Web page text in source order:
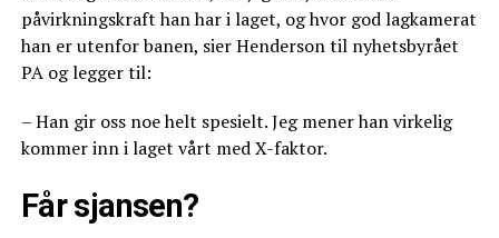
påvirkningskraft han har i laget, og hvor god lagkamerat
han er utenfor banen, sier Henderson til nyhetsbyrået
PA og legger til:
– Han gir oss noe helt spesielt. Jeg mener han virkelig
kommer inn i laget vårt med X-faktor.
Får sjansen?